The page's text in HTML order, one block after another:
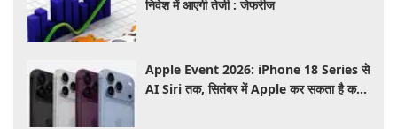
निवेश में आएगी तेजी : जेफरीज
Apple Event 2026: iPhone 18 Series से
AI Siri तक, सितंबर में Apple कर सकता है कई